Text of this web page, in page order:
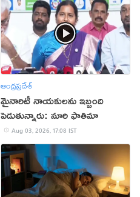
ఆంధ్రప్రదేశ్
మైనారిటీ నాయకులను ఇబ్బంది
పెడుతున్నారు: నూరి ఫాతిమా
Aug 03, 2026, 17:08 IST